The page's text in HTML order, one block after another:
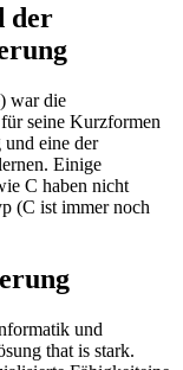
der
war die
seine Kurzformen
eine der
Einige
C haben nicht
(C ist immer noch
und
that is stark.